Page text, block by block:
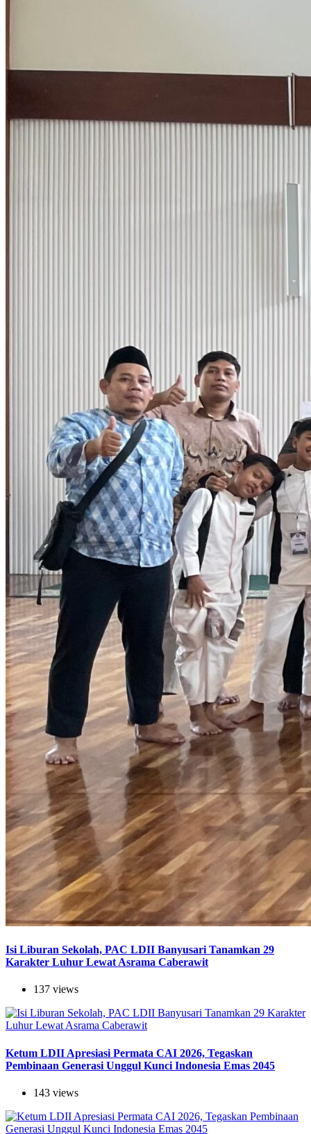
Isi Liburan Sekolah, PAC LDII Banyusari Tanamkan 29
Karakter Luhur Lewat Asrama Caberawit
137 views
Ketum LDII Apresiasi Permata CAI 2026, Tegaskan
Pembinaan Generasi Unggul Kunci Indonesia Emas 2045
143 views